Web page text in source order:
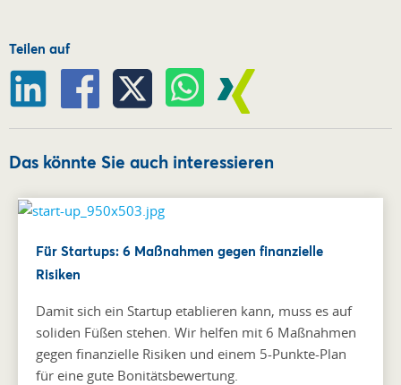
Teilen auf
Das könnte Sie auch interessieren
Für Startups: 6 Maßnahmen gegen finanzielle
Risiken
Damit sich ein Startup etablieren kann, muss es auf
soliden Füßen stehen. Wir helfen mit 6 Maßnahmen
gegen finanzielle Risiken und einem 5-Punkte-Plan
für eine gute Bonitätsbewertung.